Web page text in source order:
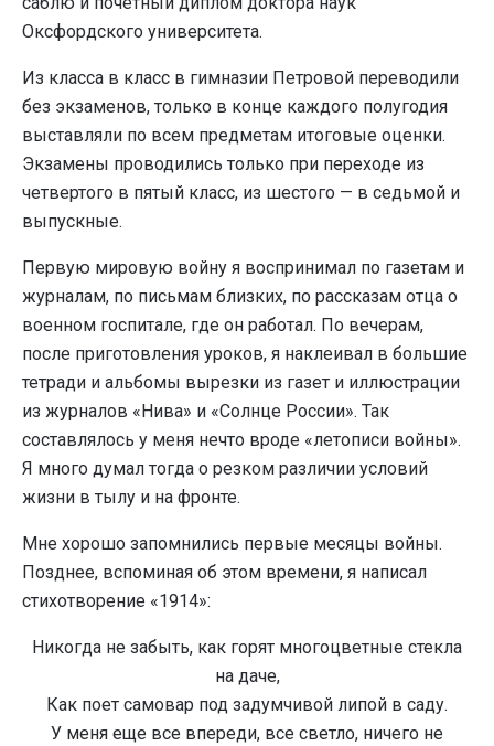
Оксфордского университета.
Из класса в класс в гимназии Петровой переводили
без экзаменов, только в конце каждого полугодия
выставляли по всем предметам итоговые оценки.
Экзамены проводились только при переходе из
четвертого в пятый класс, из шестого — в седьмой и
выпускные.
Первую мировую войну я воспринимал по газетам и
журналам, по письмам близких, по рассказам отца о
военном госпитале, где он работал. По вечерам,
после приготовления уроков, я наклеивал в большие
тетради и альбомы вырезки из газет и иллюстрации
из журналов «Нива» и «Солнце России». Так
составлялось у меня нечто вроде «летописи войны».
Я много думал тогда о резком различии условий
жизни в тылу и на фронте.
Мне хорошо запомнились первые месяцы войны.
Позднее, вспоминая об этом времени, я написал
стихотворение «1914»:
Никогда не забыть, как горят многоцветные стекла
на даче,
Как поет самовар под задумчивой липой в саду.
У меня еще все впереди, все светло, ничего не